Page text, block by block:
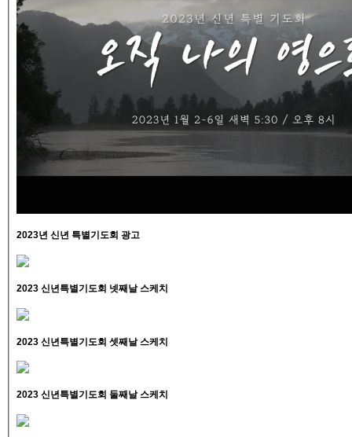
2023년 신년 특별기도회 광고
2023 신년특별기도회 넷째날 스케치
2023 신년특별기도회 셋째날 스케치
2023 신년특별기도회 둘째날 스케치